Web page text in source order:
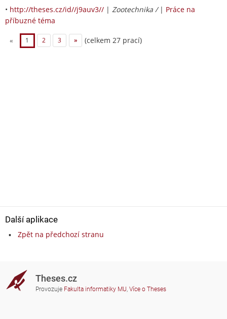
• http://theses.cz/id//j9auv3// | Zootechnika / | Práce na
příbuzné téma
« 1 2 3 » (celkem 27 prací)
Další aplikace
Zpět na předchozí stranu
Theses.cz
Provozuje Fakulta informatiky MU, Více o Theses